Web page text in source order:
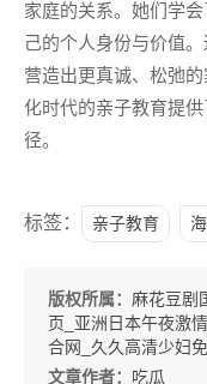
家庭的关系。她们学
己的个人身份与价值
营造出更真诚、松弛
化时代的亲子教育提
径。
标签： 亲子教育
版权所属： 麻花豆剧
页_亚洲日本午夜激
合网_久久高清少妇
文章作者： 吃瓜